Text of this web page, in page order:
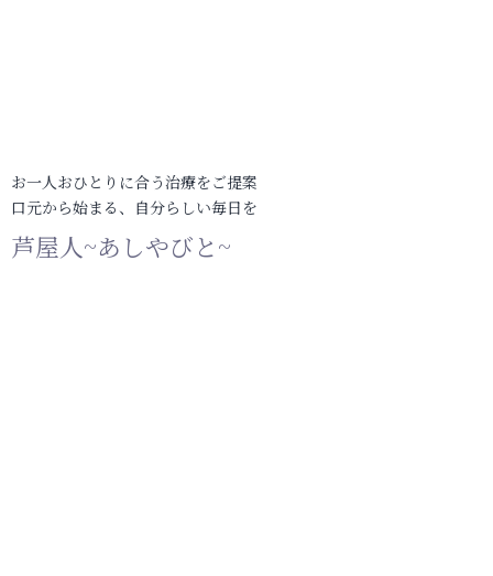
お一人おひとりに合う治療をご提案
口元から始まる、自分らしい毎日を
芦屋人~あしやびと~